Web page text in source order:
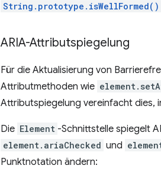
String.prototype.isWellFormed()
ARIA-Attributspiegelung
Für die Aktualisierung von
Attributmethoden wie
Attributspiegelung vereinfacht dies,
Die Element -Schnittstelle spiegelt
element.ariaChecked und
Punktnotation ändern: